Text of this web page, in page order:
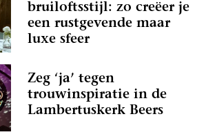
bruiloftsstijl: zo creëer je
een rustgevende maar
luxe sfeer
Zeg ‘ja’ tegen
trouwinspiratie in de
Lambertuskerk Beers